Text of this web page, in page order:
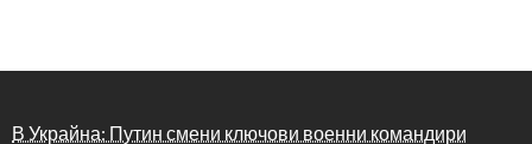
В Украйна: Путин смени ключови военни командири